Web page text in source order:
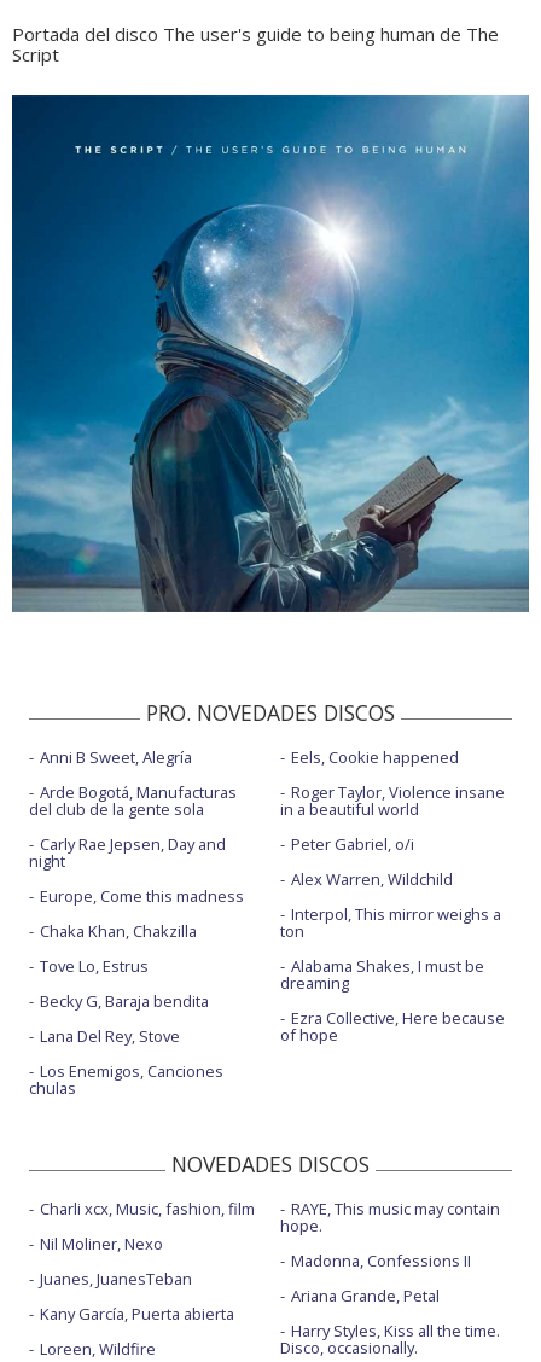
Portada del disco The user's guide to being human de The
Script
PRO. NOVEDADES DISCOS
Anni B Sweet, Alegría
Arde Bogotá, Manufacturas
del club de la gente sola
Carly Rae Jepsen, Day and
night
Europe, Come this madness
Chaka Khan, Chakzilla
Tove Lo, Estrus
Becky G, Baraja bendita
Lana Del Rey, Stove
Los Enemigos, Canciones
chulas
Eels, Cookie happened
Roger Taylor, Violence insane
in a beautiful world
Peter Gabriel, o/i
Alex Warren, Wildchild
Interpol, This mirror weighs a
ton
Alabama Shakes, I must be
dreaming
Ezra Collective, Here because
of hope
NOVEDADES DISCOS
Charli xcx, Music, fashion, film
Nil Moliner, Nexo
Juanes, JuanesTeban
Kany García, Puerta abierta
Loreen, Wildfire
RAYE, This music may contain
hope.
Madonna, Confessions II
Ariana Grande, Petal
Harry Styles, Kiss all the time.
Disco, occasionally.